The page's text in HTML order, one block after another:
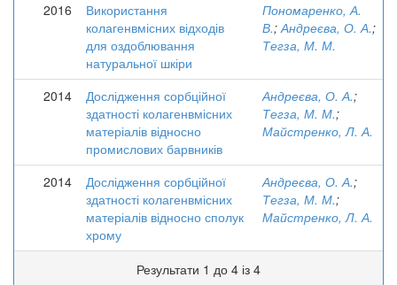
2016
Використання
колагенвмісних відходів
для оздоблювання
натуральної шкіри
Пономаренко, А.
В.;Андреєва, О. А.;
Тегза, М. М.
2014
Дослідження сорбційної
здатності колагенвмісних
матеріалів відносно
промислових барвників
Андреєва, О. А.;
Тегза, М. М.;
Майстренко, Л. А.
2014
Дослідження сорбційної
здатності колагенвмісних
матеріалів відносно сполук
хрому
Андреєва, О. А.;
Тегза, М. М.;
Майстренко, Л. А.
Результати 1 до 4 із 4